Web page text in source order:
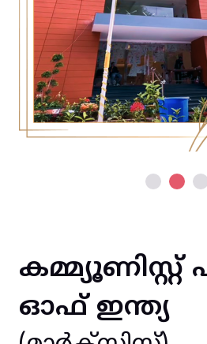
കമ്മ്യൂണിസ്റ്റ്
ഓഫ് ഇന്ത്യ